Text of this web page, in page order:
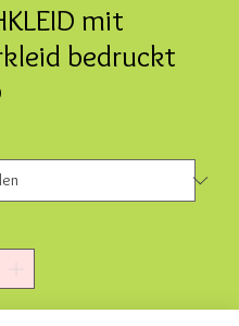
mit
bedruckt